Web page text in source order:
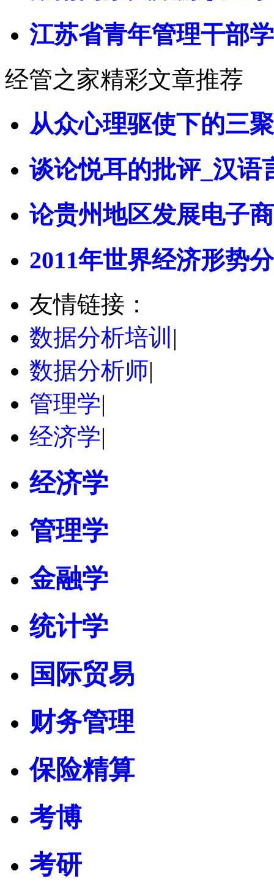
江苏省青年管理干部
经管之家精彩文章推荐
从众心理驱使下的三
谈论悦耳的批评_汉语
论贵州地区发展电子
2011年世界经济形势分
友情链接：
数据分析培训 |
数据分析师|
管理学|
经济学|
经济学
管理学
金融学
统计学
国际贸易
财务管理
保险精算
考博
考研